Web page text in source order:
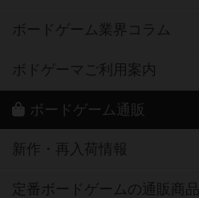
ボードゲーム業界コラム
ボドゲーマご利用案内
ボードゲーム通販
新作・再入荷情報
定番ボードゲームの通販商品